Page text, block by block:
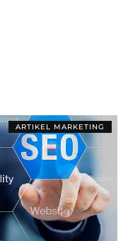
ARTIKEL MARKETING